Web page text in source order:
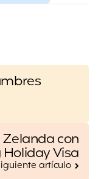
con
Visa
artículo